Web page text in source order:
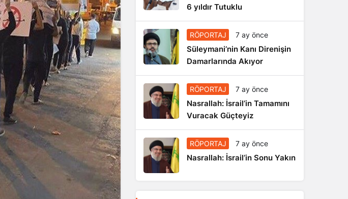
6 yıldır Tutuklu
RÖPORTAJ 7 ay önce
Süleymani’nin Kanı Direnişin
Damarlarında Akıyor
RÖPORTAJ 7 ay önce
Nasrallah: İsrail’in Tamamını
Vuracak Güçteyiz
RÖPORTAJ 7 ay önce
Nasrallah: İsrail’in Sonu Yakın